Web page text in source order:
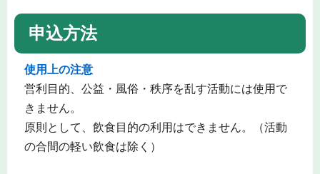
申込方法
使用上の注意
営利目的、公益・風俗・秩序を乱す活動には使用で
きません。
原則として、飲食目的の利用はできません。（活動
の合間の軽い飲食は除く）